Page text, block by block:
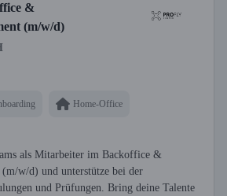
&
(m/w/d)
Home-Office
als Mitarbeiter im Backoffice &
w/d) und unterstütze bei der
und Prüfungen. Bring deine Talente